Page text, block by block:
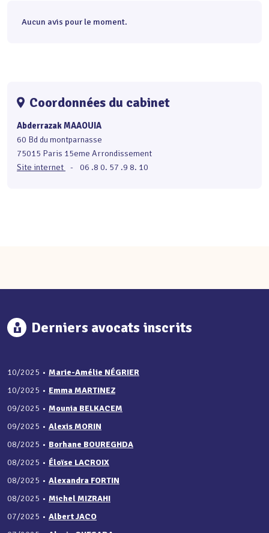
Aucun avis pour le moment.
Coordonnées du cabinet
Abderrazak MAAOUIA
60 Bd du montparnasse
75015 Paris 15eme Arrondissement
Site internet
- 06 .8 0. 57 .9 8. 10
Derniers avocats inscrits
10/2025 • Marie-Amélie NÉGRIER
10/2025 • Emma MARTINEZ
09/2025 • Mounia BELKACEM
09/2025 • Alexis MORIN
08/2025 • Borhane BOUREGHDA
08/2025 • Éloïse LACROIX
08/2025 • Alexandra FORTIN
08/2025 • Michel MIZRAHI
07/2025 • Albert JACO